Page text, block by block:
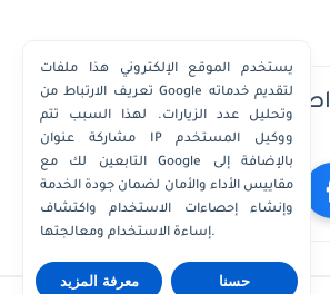
الاجتماعي
يستخدم الموقع الإلكتروني هذا ملفات
تعريف الارتباط من Google لتقديم خدماته
وتحليل عدد الزيارات. لهذا السبب تتم
مشاركة عنوان IP ووكيل المستخدم
التابعين لك مع Google بالإضافة إلى
مقاييس الأداء والأمان لضمان جودة الخدمة
وإنشاء إحصاءات الاستخدام واكتشاف
إساءة الاستخدام ومعالجتها.
معرفة المزيد حسنا